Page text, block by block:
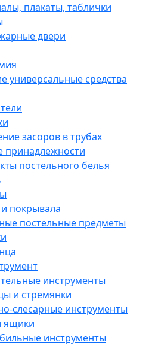
плакаты, таблички
двери
средства
засоров в трубах
принадлежности
постельного белья
покрывала
постельные предметы
инструменты
и стремянки
слесарные инструменты
ящики
инструменты